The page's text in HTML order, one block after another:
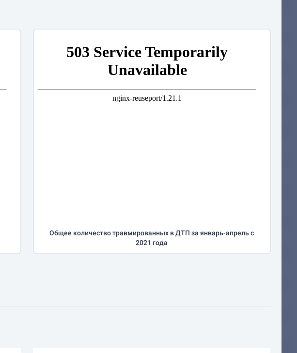
Общее количество травмированных в ДТП заянварь-апрельс
2021 года